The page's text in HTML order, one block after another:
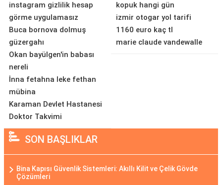
instagram gizlilik hesap
görme uygulamasız
Buca bornova dolmuş
güzergahı
Okan bayülgen'in babası
nereli
İnna fetahna leke fethan
mübina
Karaman Devlet Hastanesi
Doktor Takvimi
kopuk hangi gün
izmir otogar yol tarifi
1160 euro kaç tl
marie claude vandewalle
SON BAŞLIKLAR
Bina Kapısı Güvenlik Sistemleri: Akıllı Kilit ve Çelik Gövde
Çözümleri